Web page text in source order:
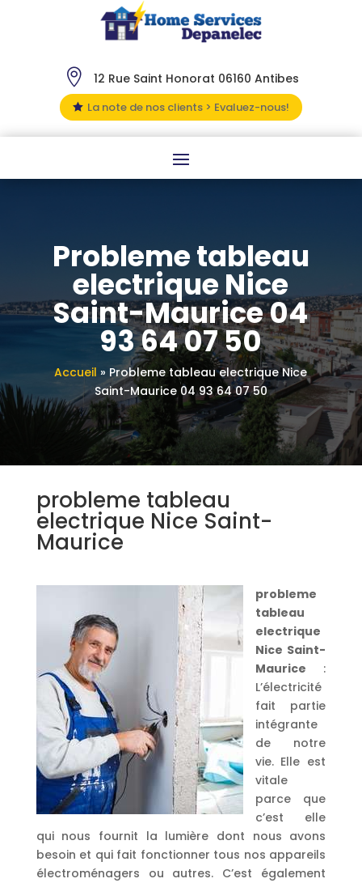
 12 Rue Saint Honorat 06160 Antibes
 La note de nos clients > Evaluez-nous!
Probleme tableau
electrique Nice
Saint-Maurice 04
93 64 07 50
Accueil » Probleme tableau electrique Nice
Saint-Maurice 04 93 64 07 50
probleme tableau
electrique Nice Saint-
Maurice
probleme
tableau
electrique
Nice Saint-
Maurice :
L’électricité
fait partie
intégrante
de notre
vie. Elle est
vitale
parce que
c’est elle
qui nous fournit la lumière dont nous avons
besoin et qui fait fonctionner tous nos appareils
électroménagers ou autres. C’est également